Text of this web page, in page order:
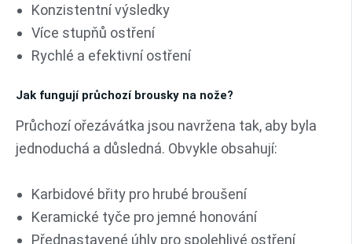
Konzistentní výsledky
Více stupňů ostření
Rychlé a efektivní ostření
Jak fungují průchozí brousky na nože?
Průchozí ořezávátka jsou navržena tak, aby byla
jednoduchá a důsledná. Obvykle obsahují:
Karbidové břity pro hrubé broušení
Keramické tyče pro jemné honování
Přednastavené úhly pro spolehlivé ostření